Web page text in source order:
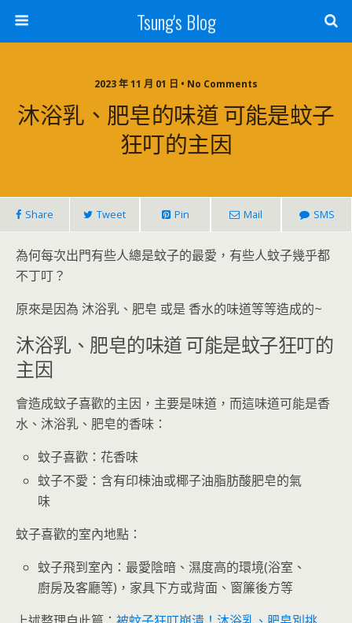
Tsung's Blog
2023 年 11 月 01 日 • No Comments
沐浴乳、肥皂的味道 可能是蚊子
狂叮的主因
Share Tweet Pin Mail SMS
為何每次出門有些人總是蚊子的最愛，有些人蚊子幾乎都
不丁叮？
原來是因為 沐浴乳、肥皂 或是 香水的味道等等造成的~
沐浴乳、肥皂的味道 可能是蚊子狂叮的
主因
會造成蚊子喜歡的主因，主要是味道，而這味道可能是香
水、沐浴乳、肥皂的香味：
蚊子喜歡：花香味
蚊子不愛：含有印楝油或椰子油脂肪酸肥皂的氣
味
蚊子喜歡的室內地點：
蚊子飛到室內：最愛陰暗、濕度高的環境(浴室、
廚房及客廳等)，家具下方或背面、窗簾後方等